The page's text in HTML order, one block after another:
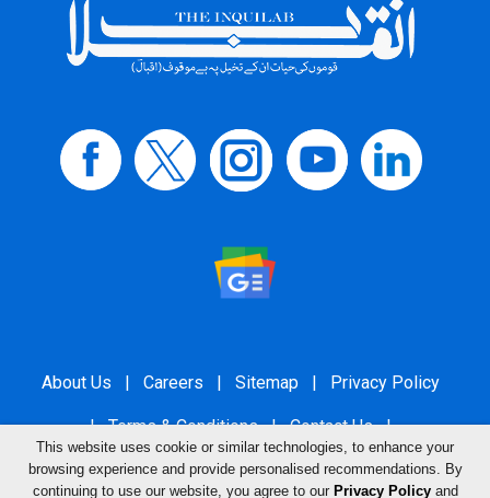
About Us | Careers | Sitemap | Privacy Policy
| Terms & Conditions | Contact Us |
Grievance Redressal
This website uses cookie or similar technologies, to enhance your
browsing experience and provide personalised recommendations. By
continuing to use our website, you agree to our Privacy Policyand